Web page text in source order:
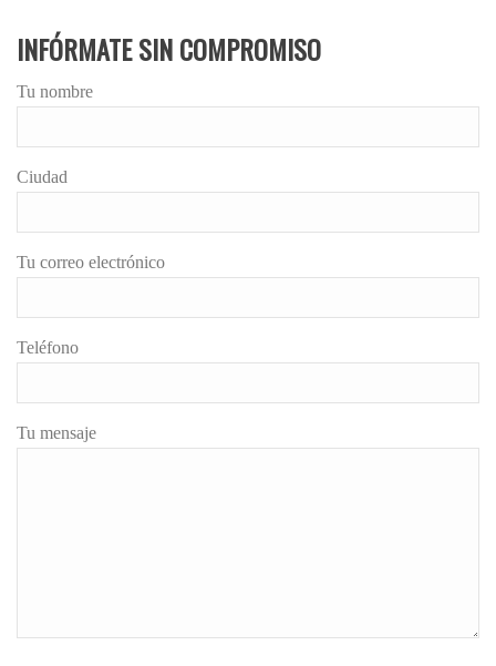
INFÓRMATE SIN COMPROMISO
Tu nombre
Ciudad
Tu correo electrónico
Teléfono
Tu mensaje